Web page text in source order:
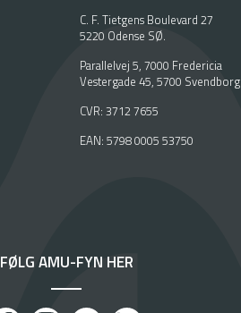
C. F. Tietgens Boulevard 27
5220 Odense SØ.
Parallelvej 5, 7000 Fredericia
Vestergade 45, 5700 Svendborg
CVR: 3712 7655
EAN: 5798 0005 53750
FØLG AMU-FYN HER